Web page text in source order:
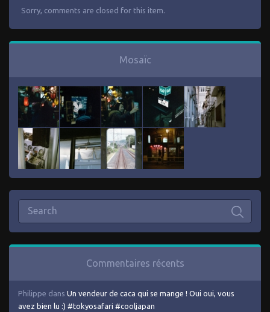
Sorry, comments are closed for this item.
Mosaïc
Commentaires récents
Philippe dans Un vendeur de caca qui se mange ! Oui oui, vous
avez bien lu :) #tokyosafari #cooljapan